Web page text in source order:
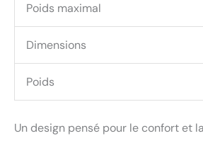
Poids maximal
Dimensions
Poids
Un design pensé pour le confort et